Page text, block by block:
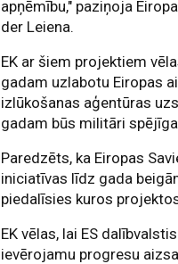
apņēmību," paziņoja
der Leiena.
EK ar šiem projektiem
gadam uzlabotu Eiropas
izlūkošanas aģentūras
gadam būs militāri
Paredzēts, ka Eiropas
iniciatīvas līdz gada
piedalīsies kuros
EK vēlas, lai ES
ievērojamu progresu